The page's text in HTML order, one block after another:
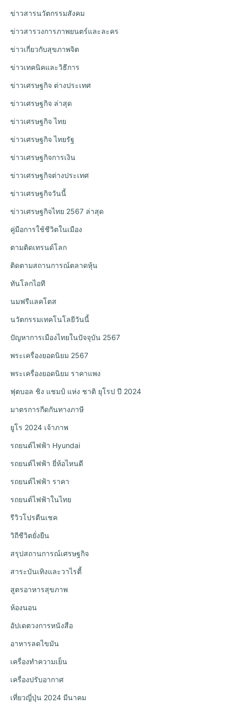
ข่าวสารนวัตกรรมสังคม
ข่าวสารวงการภาพยนตร์และละคร
ข่าวเกี่ยวกับสุขภาพจิต
ข่าวเทคนิคและวิธีการ
ข่าวเศรษฐกิจ ต่างประเทศ
ข่าวเศรษฐกิจ ล่าสุด
ข่าวเศรษฐกิจ ไทย
ข่าวเศรษฐกิจ ไทยรัฐ
ข่าวเศรษฐกิจการเงิน
ข่าวเศรษฐกิจต่างประเทศ
ข่าวเศรษฐกิจวันนี้
ข่าวเศรษฐกิจไทย 2567 ล่าสุด
คู่มือการใช้ชีวิตในเมือง
ตามติดเทรนด์โลก
ติดตามสถานการณ์ตลาดหุ้น
ทันโลกไอที
นมฟรีแลคโตส
นวัตกรรมเทคโนโลยีวันนี้
ปัญหาการเมืองไทยในปัจจุบัน 2567
พระเครื่องยอดนิยม 2567
พระเครื่องยอดนิยม ราคาแพง
ฟุตบอล ชิง แชมป์ แห่ง ชาติ ยุโรป ปี 2024
มาตรการกีดกันทางภาษี
ยูโร 2024 เจ้าภาพ
รถยนต์ไฟฟ้า Hyundai
รถยนต์ไฟฟ้า ยี่ห้อไหนดี
รถยนต์ไฟฟ้า ราคา
รถยนต์ไฟฟ้าในไทย
รีวิวโปรตีนเชค
วิถีชีวิตยั่งยืน
สรุปสถานการณ์เศรษฐกิจ
สาระบันเทิงและวาไรตี้
สูตรอาหารสุขภาพ
ห้องนอน
อัปเดตวงการหนังสือ
อาหารลดไขมัน
เครื่องทำความเย็น
เครื่องปรับอากาศ
เที่ยวญี่ปุ่น 2024 มีนาคม